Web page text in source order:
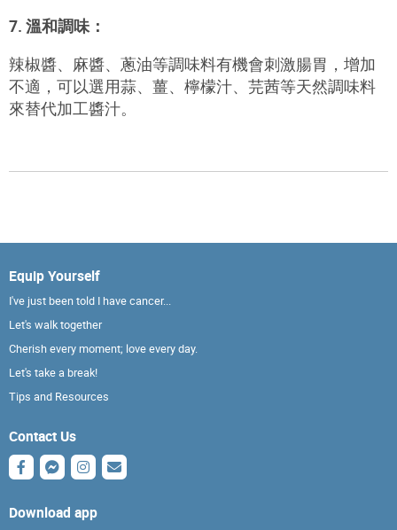
7. 溫和調味：
辣椒醬、麻醬、蔥油等調味料有機會刺激腸胃，增加
不適，可以選用蒜、薑、檸檬汁、芫茜等天然調味料
來替代加工醬汁。
Equip Yourself
I've just been told I have cancer...
Let's walk together
Cherish every moment; love every day.
Let's take a break!
Tips and Resources
Contact Us
Download app